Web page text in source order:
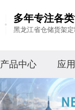
多年专注各
黑龙江省仓储货架
产品中心 应